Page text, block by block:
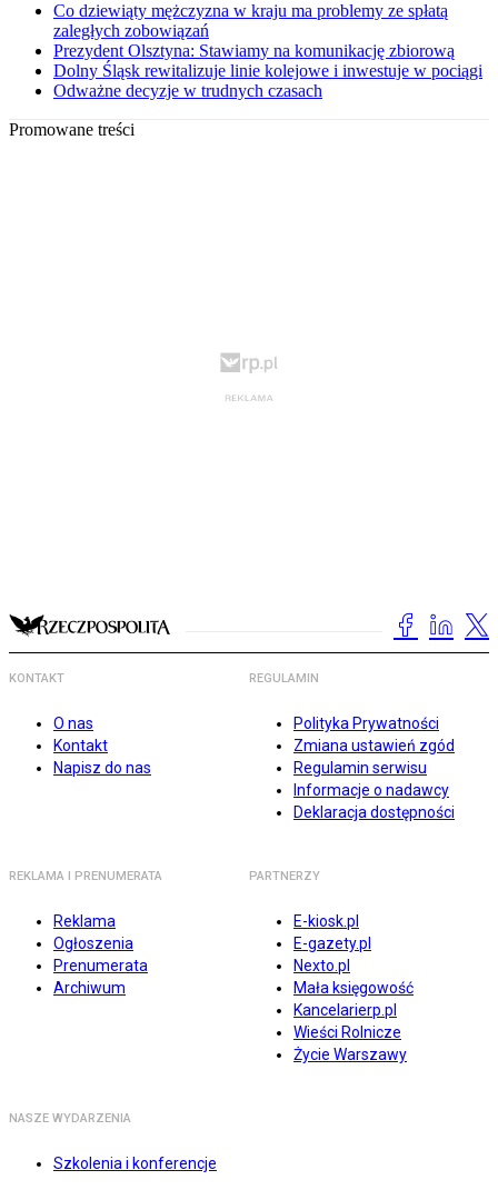
Co dziewiąty mężczyzna w kraju ma problemy ze spłatą
zaległych zobowiązań
Prezydent Olsztyna: Stawiamy na komunikację zbiorową
Dolny Śląsk rewitalizuje linie kolejowe i inwestuje w pociągi
Odważne decyzje w trudnych czasach
Promowane treści
KONTAKT
O nas
Kontakt
Napisz do nas
REGULAMIN
Polityka Prywatności
Zmiana ustawień zgód
Regulamin serwisu
Informacje o nadawcy
Deklaracja dostępności
REKLAMA I PRENUMERATA
Reklama
Ogłoszenia
Prenumerata
Archiwum
PARTNERZY
E-kiosk.pl
E-gazety.pl
Nexto.pl
Mała księgowość
Kancelarierp.pl
Wieści Rolnicze
Życie Warszawy
NASZE WYDARZENIA
Szkolenia i konferencje